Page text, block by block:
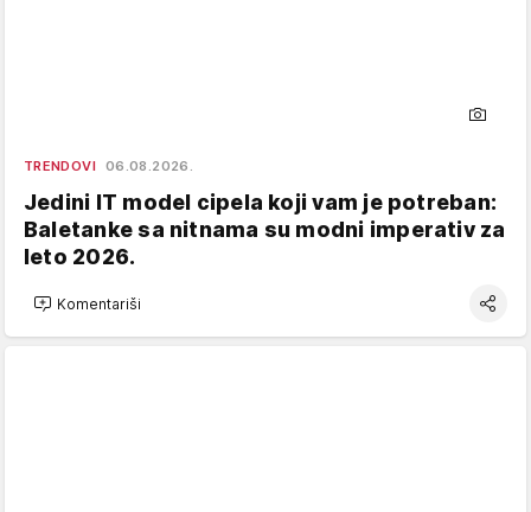
TRENDOVI 06.08.2026.
Jedini IT model cipela koji vam je potreban:
Baletanke sa nitnama su modni imperativ za
leto 2026.
Komentariši